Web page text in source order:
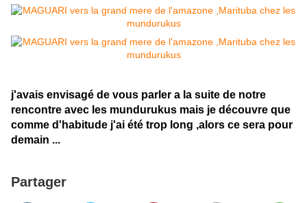
j'avais envisagé de vous parler a la suite de notre
rencontre avec les mundurukus mais je découvre que
comme d'habitude j'ai été trop long ,alors ce sera pour
demain ...
Partager